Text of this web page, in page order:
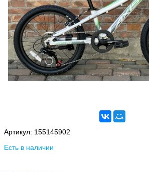
Артикул: 155145902
Есть в наличии